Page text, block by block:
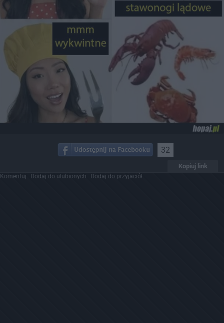
32
Kopiuj link
Komentuj Dodaj do ulubionych Dodaj do przyjaciół